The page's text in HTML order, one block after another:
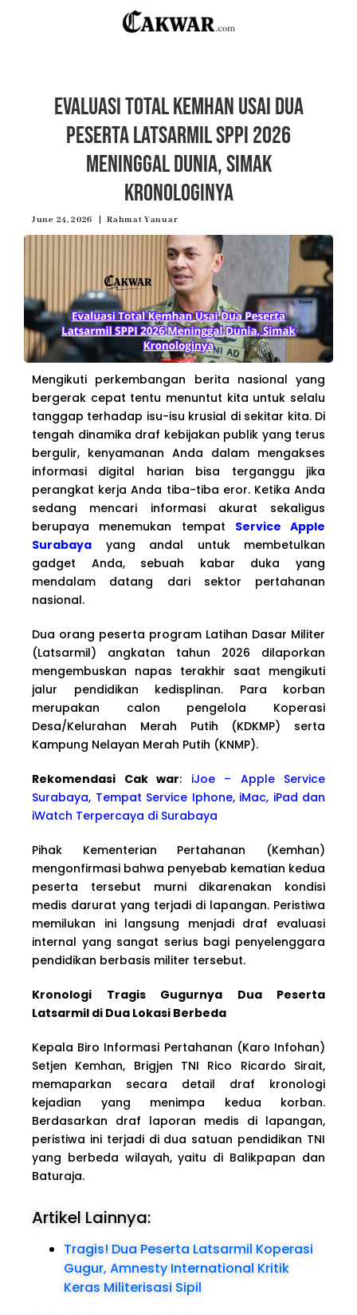
Evaluasi Total Kemhan Usai Dua
Peserta Latsarmil SPPI 2026
Meninggal Dunia, Simak
Kronologinya
June 24, 2026 Rahmat Yanuar
Mengikuti perkembangan berita nasional yang
bergerak cepat tentu menuntut kita untuk selalu
tanggap terhadap isu-isu krusial di sekitar kita. Di
tengah dinamika draf kebijakan publik yang terus
bergulir, kenyamanan Anda dalam mengakses
informasi digital harian bisa terganggu jika
perangkat kerja Anda tiba-tiba eror. Ketika Anda
sedang mencari informasi akurat sekaligus
berupaya menemukan tempat Service Apple
Surabaya yang andal untuk membetulkan
gadget Anda, sebuah kabar duka yang
mendalam datang dari sektor pertahanan
nasional.
Dua orang peserta program Latihan Dasar Militer
(Latsarmil) angkatan tahun 2026 dilaporkan
mengembuskan napas terakhir saat mengikuti
jalur pendidikan kedisplinan. Para korban
merupakan calon pengelola Koperasi
Desa/Kelurahan Merah Putih (KDKMP) serta
Kampung Nelayan Merah Putih (KNMP).
Rekomendasi Cak war: iJoe – Apple Service
Surabaya, Tempat Service Iphone, iMac, iPad dan
iWatch Terpercaya di Surabaya
Pihak Kementerian Pertahanan (Kemhan)
mengonfirmasi bahwa penyebab kematian kedua
peserta tersebut murni dikarenakan kondisi
medis darurat yang terjadi di lapangan. Peristiwa
memilukan ini langsung menjadi draf evaluasi
internal yang sangat serius bagi penyelenggara
pendidikan berbasis militer tersebut.
Kronologi Tragis Gugurnya Dua Peserta
Latsarmil di Dua Lokasi Berbeda
Kepala Biro Informasi Pertahanan (Karo Infohan)
Setjen Kemhan, Brigjen TNI Rico Ricardo Sirait,
memaparkan secara detail draf kronologi
kejadian yang menimpa kedua korban.
Berdasarkan draf laporan medis di lapangan,
peristiwa ini terjadi di dua satuan pendidikan TNI
yang berbeda wilayah, yaitu di Balikpapan dan
Baturaja.
Artikel Lainnya:
Tragis! Dua Peserta Latsarmil Koperasi
Gugur, Amnesty International Kritik
Keras Militerisasi Sipil